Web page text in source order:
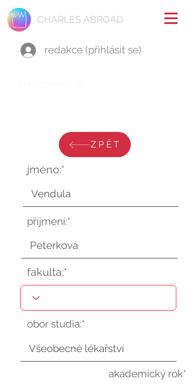
CHARLES ABROAD
redakce (přihlásit se)
ZPĚT
jméno:*
příjmení:*
fakulta:*
obor studia:*
akademický rok*